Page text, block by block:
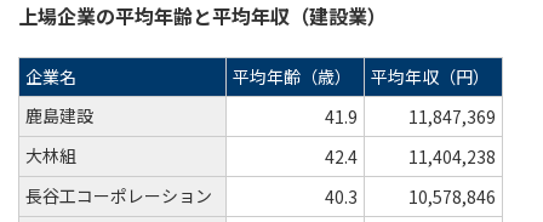
上場企業の平均年齢と平均年収（建設業）
企業名 平均年齢（歳）
平均年収（円）
鹿島建設
41.9
11,847,369
大林組
42.4
11,404,238
長谷工コーポレーション
40.3
10,578,846